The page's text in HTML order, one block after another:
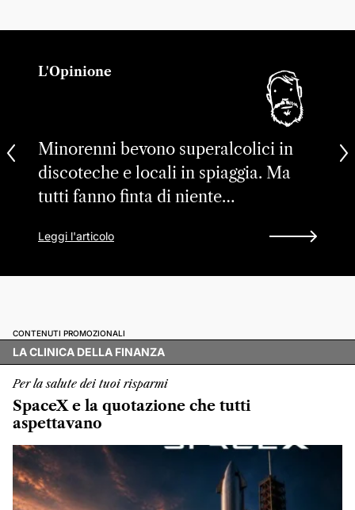
L'Opinione
Minorenni bevono superalcolici in
discoteche e locali in spiaggia. Ma
tutti fanno finta di niente…
Leggi l'articolo
CONTENUTI PROMOZIONALI
LA CLINICA DELLA FINANZA
Per la salute dei tuoi risparmi
SpaceX e la quotazione che tutti
aspettavano